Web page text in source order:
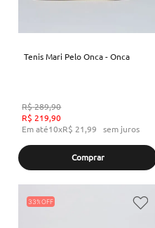
Tenis Mari Pelo Onca - Onca
R$289,90
R$ 219,90
Em até10xR$ 21,99 sem juros
Comprar
33%